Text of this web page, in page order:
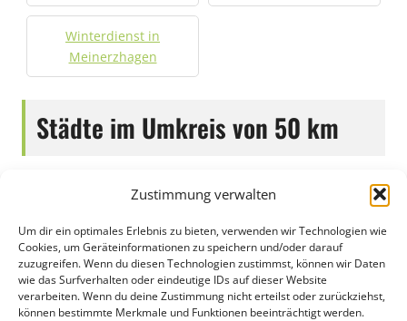
Zustimmung verwalten
Um dir ein optimales Erlebnis zu bieten, verwenden wir Technologien wie
Cookies, um Geräteinformationen zu speichern und/oder darauf
zuzugreifen. Wenn du diesen Technologien zustimmst, können wir Daten
wie das Surfverhalten oder eindeutige IDs auf dieser Website
verarbeiten. Wenn du deine Zustimmung nicht erteilst oder zurückziehst,
können bestimmte Merkmale und Funktionen beeinträchtigt werden.
Winterdienst in
Meinerzhagen
Städte im Umkreis von 50 km
Umgestaltung in Altena
Umgestaltung in
Umgestaltung in Balve
Umgestaltung in
Bergisch Gladbach